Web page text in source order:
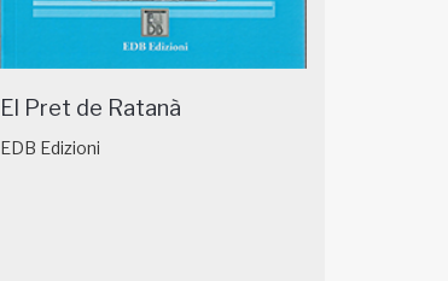
El Pret de Ratanà
EDB Edizioni